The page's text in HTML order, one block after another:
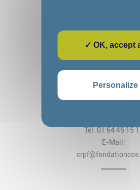
Fondation Alexandre
Cos CRPF Nanteau
Tél. 01 64 45 15
E-Mail:
✓ OK, accept
Personalize